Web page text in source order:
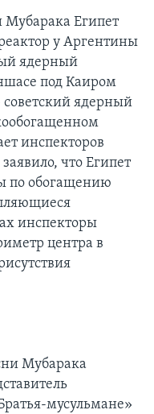
Мубарака Египет
у Аргентины
ядерный
под Каиром
советский ядерный
инспекторов
что Египет
по обогащению
инспекторы
центра в
Мубарака
мусульмане»